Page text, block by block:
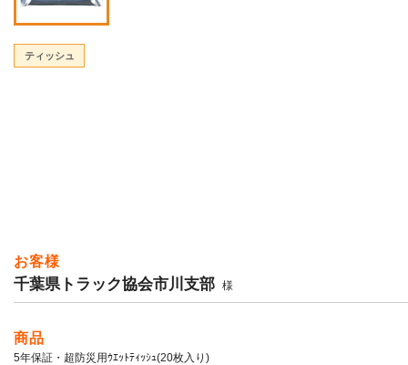
ティッシュ
お客様
千葉県トラック協会市川支部 様
商品
5年保証・超防災用ｳｴｯﾄﾃｨｯｼｭ(20枚入り)